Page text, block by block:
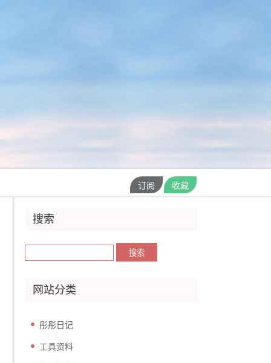
订阅 收藏
搜索
网站分类
彤彤日记
工具资料